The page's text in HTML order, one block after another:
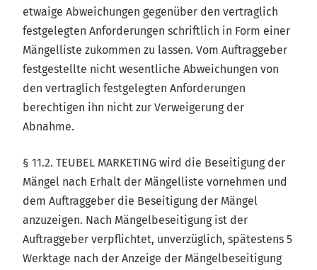
etwaige Abweichungen gegenüber den vertraglich
festgelegten Anforderungen schriftlich in Form einer
Mängelliste zukommen zu lassen. Vom Auftraggeber
festgestellte nicht wesentliche Abweichungen von
den vertraglich festgelegten Anforderungen
berechtigen ihn nicht zur Verweigerung der
Abnahme.
§ 11.2. TEUBEL MARKETING wird die Beseitigung der
Mängel nach Erhalt der Mängelliste vornehmen und
dem Auftraggeber die Beseitigung der Mängel
anzuzeigen. Nach Mängelbeseitigung ist der
Auftraggeber verpflichtet, unverzüglich, spätestens 5
Werktage nach der Anzeige der Mängelbeseitigung